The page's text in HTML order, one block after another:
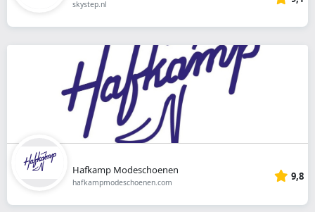
skystep.nl
Hafkamp Modeschoenen
hafkampmodeschoenen.com 9,8